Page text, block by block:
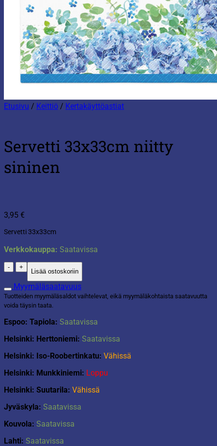
Etusivu / Keittiö / Kertakäyttöastiat
Servetti 33x33cm niitty
sininen
3,95 €
Servetti 33x33cm
Verkkokauppa: Saatavissa
Servetti
33x33cm
niitty
sininen
määrä
Lisää ostoskoriin
Myymäläsaatavuus
Tuotteiden myymäläsaldot vaihtelevat, eikä myymäläkohtaista saatavuutta
voida täysin taata.
Espoo: Tapiola: Saatavissa
Helsinki: Herttoniemi: Saatavissa
Helsinki: Iso-Roobertinkatu: Vähissä
Helsinki: Munkkiniemi: Loppu
Helsinki: Suutarila: Vähissä
Jyväskyla: Saatavissa
Kouvola: Saatavissa
Lahti: Saatavissa